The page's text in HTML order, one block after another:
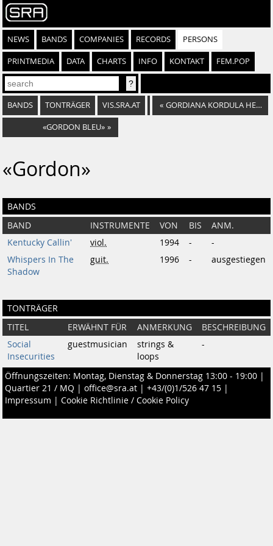
NEWS BANDS COMPANIES RECORDS PERSONS
PRINTMEDIA DATA CHARTS INFO KONTAKT FEM.POP
BANDS TONTRÄGER VIS.SRA.AT « GORDIANA KORDULA HERMANN
«GORDON BLEU» »
«Gordon»
BANDS
BAND INSTRUMENTE VON BIS
ANM.
Kentucky Callin'
viol. 1994 -
-
Whispers In The
Shadow
guit. 1996 - ausgestiegen
TONTRÄGER
TITEL ERWÄHNT FÜR ANMERKUNG
BESCHREIBUNG
Social
Insecurities
guestmusician
strings &
loops
-
Öffnungszeiten: Montag, Dienstag & Donnerstag 13:00 - 19:00 |
Quartier 21 / MQ | office@sra.at | +43/(0)1/526 47 15 |
Impressum | Cookie Richtlinie / Cookie Policy